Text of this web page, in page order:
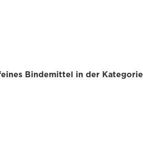
Bindemittel in der Kategorie